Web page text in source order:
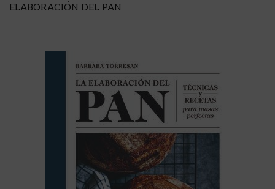
ELABORACIÓN DEL PAN